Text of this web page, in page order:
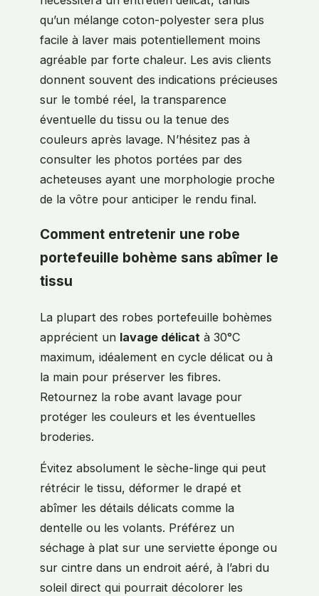
qu’un mélange coton-polyester sera plus
facile à laver mais potentiellement moins
agréable par forte chaleur. Les avis clients
donnent souvent des indications précieuses
sur le tombé réel, la transparence
éventuelle du tissu ou la tenue des
couleurs après lavage. N’hésitez pas à
consulter les photos portées par des
acheteuses ayant une morphologie proche
de la vôtre pour anticiper le rendu final.
Comment entretenir une robe
portefeuille bohème sans abîmer le
tissu
La plupart des robes portefeuille bohèmes
apprécient un lavage délicat à 30°C
maximum, idéalement en cycle délicat ou à
la main pour préserver les fibres.
Retournez la robe avant lavage pour
protéger les couleurs et les éventuelles
broderies.
Évitez absolument le sèche-linge qui peut
rétrécir le tissu, déformer le drapé et
abîmer les détails délicats comme la
dentelle ou les volants. Préférez un
séchage à plat sur une serviette éponge ou
sur cintre dans un endroit aéré, à l’abri du
soleil direct qui pourrait décolorer les